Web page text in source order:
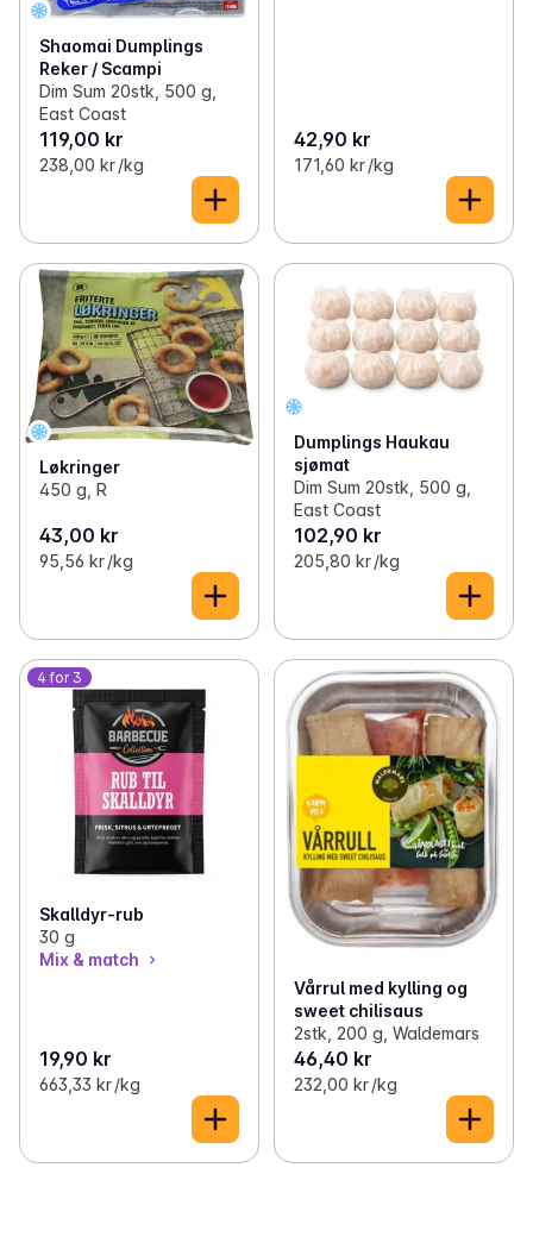
Shaomai Dumplings
Reker / Scampi
Dim Sum 20stk, 500 g,
East Coast
119,00 kr
238,00 kr /kg
42,90 kr
171,60 kr /kg
Løkringer
450 g, R
43,00 kr
95,56 kr /kg
Dumplings Haukau
sjømat
Dim Sum 20stk, 500 g,
East Coast
102,90 kr
205,80 kr /kg
4 for 3
Skalldyr-rub
30 g
Mix & match
19,90 kr
663,33 kr /kg
Vårrul med kylling og
sweet chilisaus
2stk, 200 g, Waldemars
46,40 kr
232,00 kr /kg